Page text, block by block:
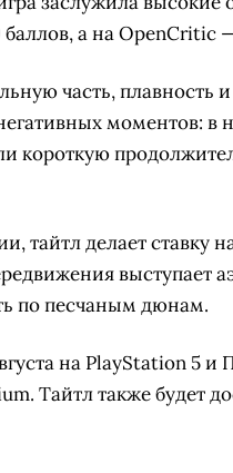
а на OpenCritic
часть, плавность
моментов: в
короткую
тайтл делает ставку
выступает
по песчаным дюнам.
на PlayStation 5 и
Тайтл также будет